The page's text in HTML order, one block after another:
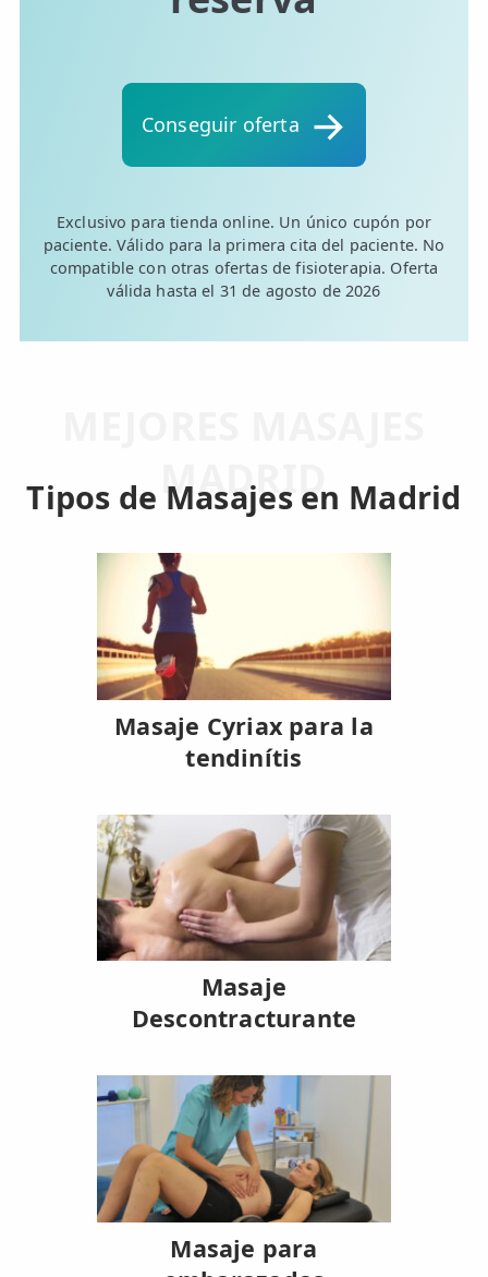
ESPECIALIDADES
😧 Fisioterapia ATM
🦴 Osteopatía
🫶 Suelo Pélvico
🧠 Fisioterapia Neurológica
🧍 Fisioterapia Vestibular
🫁 Fisioterapia Respiratoria
👶 Fisioterapia Pediátrica
TRATAMIENTOS
✅ Punción Seca
✅ Ondas de Choque
✨ Fisioestética
✨ Radiofrecuencia INDIBA
✨ Drenaje Linfático Manual
✨ Presoterapia
Rotura Fibrilar
Dolor de Cabeza
Conseguir oferta
Exclusivo para tienda online. Un único cupón por
paciente. Válido para la primera cita del paciente. No
compatible con otras ofertas de fisioterapia. Oferta
válida hasta el 31 de agosto de 2026
MADRID
Tipos de Masajes en Madrid
Masaje Cyriax para la
tendinítis
Masaje
Descontracturante
Masaje para